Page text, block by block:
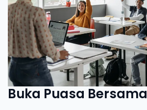
Buka Puasa Bersama